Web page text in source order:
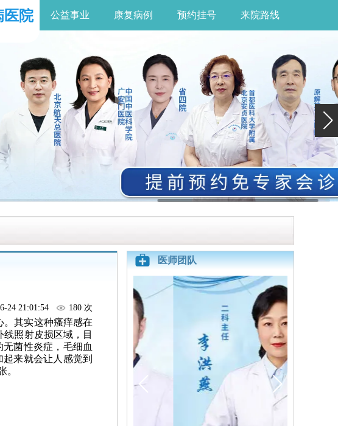
医院 公益事业 康复病例 预约挂号 来院路线
24 21:01:54 180 次
。其实这种瘙痒感在
照射皮损区域，目
菌性炎症，毛细血
来就会让人感觉到
。
医师团队